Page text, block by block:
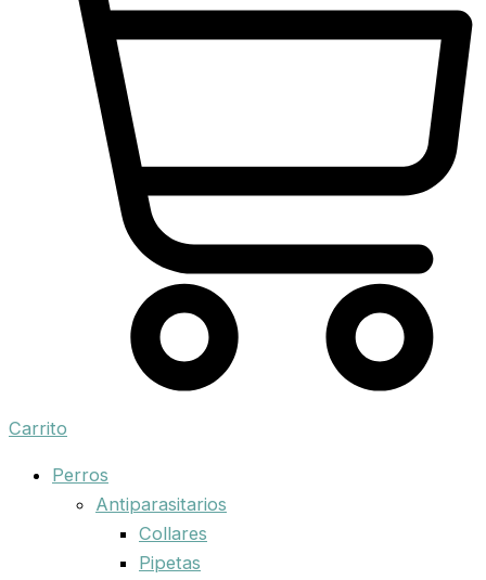
Carrito
Perros
Antiparasitarios
Collares
Pipetas